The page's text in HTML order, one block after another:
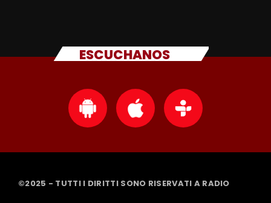
ESCUCHANOS
©2025 - TUTTI I DIRITTI SONO RISERVATI A RADIO